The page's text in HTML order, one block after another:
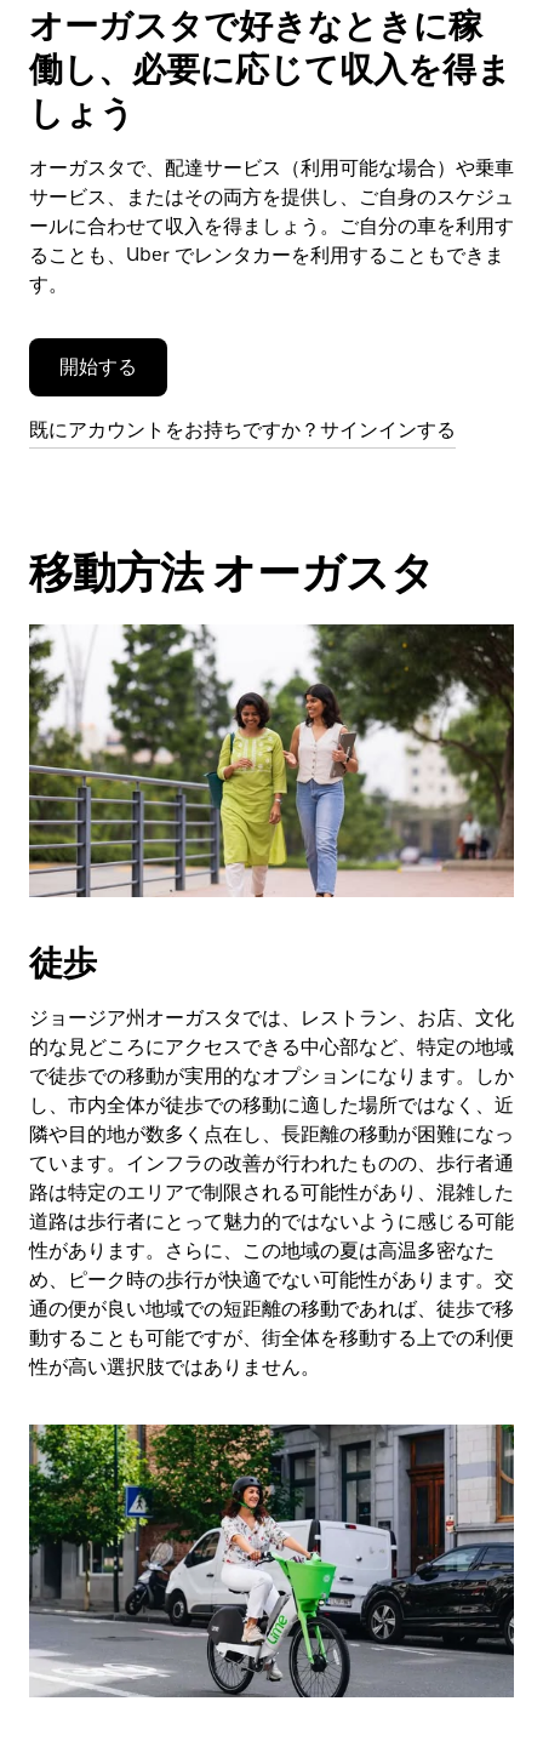
ン
で
カ
レ
ン
ー
を
閉
じ
ま
す。
オーガスタで好きなときに稼
働し、必要に応じて収入を得ま
しょう
オーガスタで、配達サービス（利用可能な場合）や乗車
サービス、またはその両方を提供し、ご自身のスケジュ
ールに合わせて収入を得ましょう。ご自分の車を利用す
ることも、Uber でレンタカーを利用することもできま
す。
開始する
既にアカウントをお持ちですか？サインインする
移動方法 オーガスタ
徒歩
ジョージア州オーガスタでは、レストラン、お店、文化
的な見どころにアクセスできる中心部など、特定の地域
で徒歩での移動が実用的なオプションになります。しか
し、市内全体が徒歩での移動に適した場所ではなく、近
隣や目的地が数多く点在し、長距離の移動が困難になっ
ています。インフラの改善が行われたものの、歩行者通
路は特定のエリアで制限される可能性があり、混雑した
道路は歩行者にとって魅力的ではないように感じる可能
性があります。さらに、この地域の夏は高温多密なた
め、ピーク時の歩行が快適でない可能性があります。交
通の便が良い地域での短距離の移動であれば、徒歩で移
動することも可能ですが、街全体を移動する上での利便
性が高い選択肢ではありません。